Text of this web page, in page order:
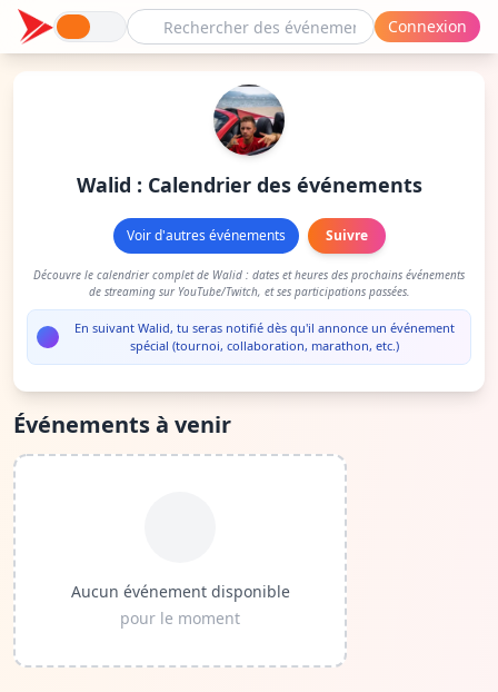
Connexion
Walid : Calendrier des événements
Voir d'autres événements Suivre
Découvre le calendrier complet de Walid : dates et heures des prochains événements
de streaming sur YouTube/Twitch, et ses participations passées.
En suivant Walid, tu seras notifié dès qu'il annonce un événement
spécial (tournoi, collaboration, marathon, etc.)
Événements à venir
Aucun événement disponible
pour le moment